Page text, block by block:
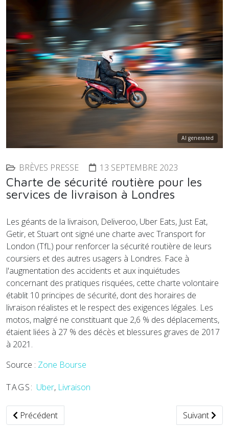
AI generated
BRÈVES PRESSE 13 SEPTEMBRE 2023
Charte de sécurité routière pour les
services de livraison à Londres
Les géants de la livraison, Deliveroo, Uber Eats, Just Eat,
Getir, et Stuart ont signé une charte avec Transport for
London (TfL) pour renforcer la sécurité routière de leurs
coursiers et des autres usagers à Londres. Face à
l'augmentation des accidents et aux inquiétudes
concernant des pratiques risquées, cette charte volontaire
établit 10 principes de sécurité, dont des horaires de
livraison réalistes et le respect des exigences légales. Les
motos, malgré ne constituant que 2,6 % des déplacements,
étaient liées à 27 % des décès et blessures graves de 2017
à 2021.
Source : Zone Bourse
TAGS: Uber, Livraison
Article précédent : Covoiturage en Vendée : Forte
Précédent Article
Suivant